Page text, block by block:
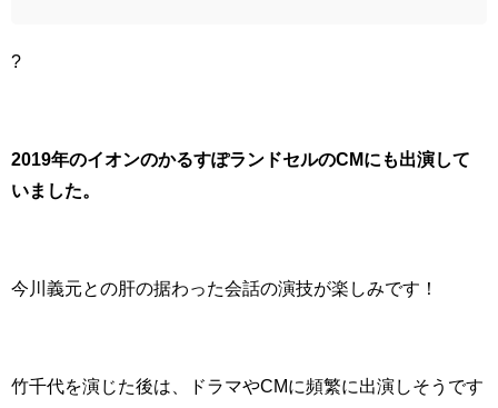
?
2019年のイオンのかるすぽランドセルのCMにも出演して
いました。
今川義元との肝の据わった会話の演技が楽しみです！
竹千代を演じた後は、ドラマやCMに頻繁に出演しそうです